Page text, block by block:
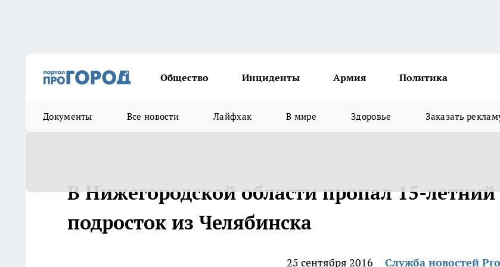
Общество Инциденты Армия Политика
Документы Все новости Лайфхак В мире Здоровье Заказать
В Нижегородской области пропал 15-летний
подросток из Челябинска
25 сентября 2016 Служба новостей